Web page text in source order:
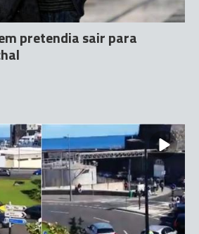
pretendia sair para